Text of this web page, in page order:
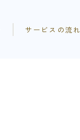
サービスの流れ